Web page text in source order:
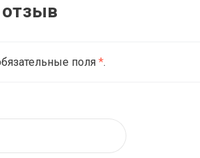
отзыв
поля *.